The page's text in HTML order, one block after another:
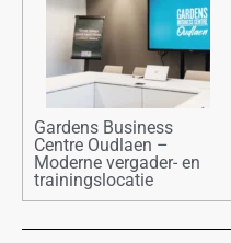
Gardens Business
Centre Oudlaen –
Moderne vergader- en
trainingslocatie